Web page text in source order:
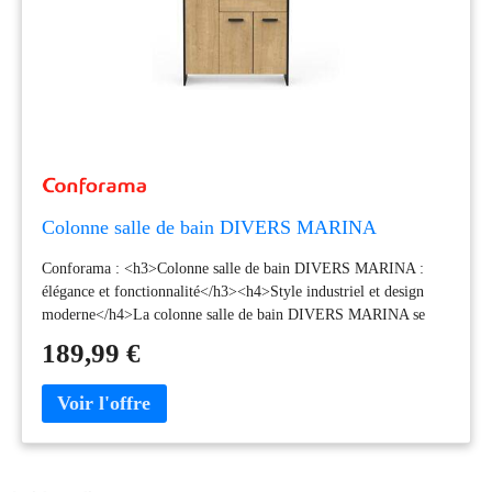
Colonne salle de bain DIVERS MARINA
Conforama : <h3>Colonne salle de bain DIVERS MARINA :
élégance et fonctionnalité</h3><h4>Style industriel et design
moderne</h4>La colonne salle de bain DIVERS MARINA se
Sa finition en panneau de particules de bois avec un décor
mélaminé noir et imitation bois confère à votre salle de bain une
ambiance contemporaine et raffinée. Ce meuble s'intègre
caractère à votre espace. Avec ses lignes épurées et son design
189,99 €